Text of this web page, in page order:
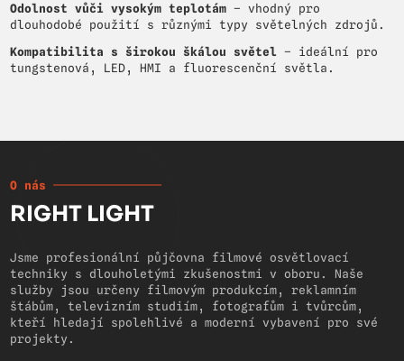
Odolnost vůči vysokým teplotám – vhodný pro
dlouhodobé použití s různými typy světelných zdrojů.
Kompatibilita s širokou škálou světel – ideální pro
tungstenová, LED, HMI a fluorescenční světla.
O nás
RIGHT LIGHT
Jsme profesionální půjčovna filmové osvětlovací
techniky s dlouholetými zkušenostmi v oboru. Naše
služby jsou určeny filmovým produkcím, reklamním
štábům, televizním studiím, fotografům i tvůrcům,
kteří hledají spolehlivé a moderní vybavení pro své
projekty.